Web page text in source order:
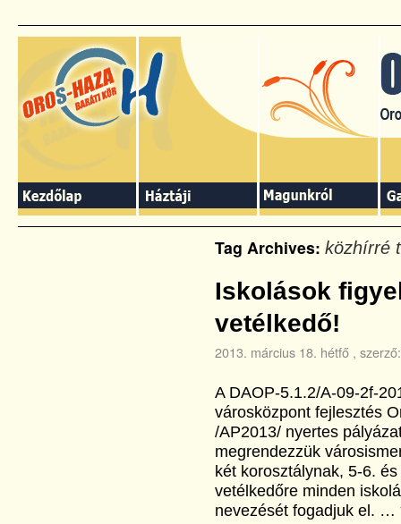
Tag Archives: közhírré
Iskolások
vetélkedő!
2013. március 18. hétfő , szerző:
A DAOP-5.1.2/A-09-2f-
városközpont fejlesztés
/AP2013/ nyertes
megrendezzük
két korosztálynak, 5-6.
vetélkedőre minden
nevezését fogadjuk el. …